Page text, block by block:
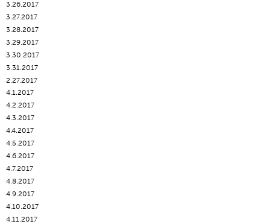
3.26.2017
3.27.2017
3.28.2017
3.29.2017
3.30.2017
3.31.2017
2.27.2017
4.1.2017
4.2.2017
4.3.2017
4.4.2017
4.5.2017
4.6.2017
4.7.2017
4.8.2017
4.9.2017
4.10.2017
4.11.2017